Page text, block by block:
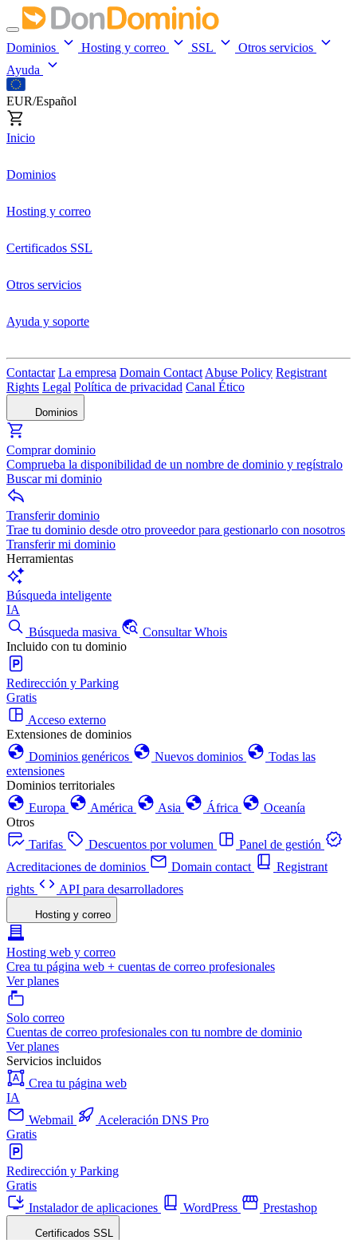
Dominios Hosting y correo SSL
Otros servicios
Ayuda
EUR/Español
Inicio
Dominios
Hosting y correo
Certificados SSL
Otros servicios
Ayuda y soporte
Contactar La empresa Domain Contact Abuse Policy Registrant
Rights Legal Política de privacidad Canal Ético
Dominios
Comprar dominio
Comprueba la disponibilidad de un nombre de dominio y regístralo
Buscar mi dominio
Transferir dominio
Trae tu dominio desde otro proveedor para gestionarlo con nosotros
Transferir mi dominio
Herramientas
Búsqueda inteligente
IA
Búsqueda masiva
Consultar Whois
Incluido con tu dominio
Redirección y Parking
Gratis
Acceso externo
Extensiones de dominios
Dominios genéricos
Nuevos dominios
Todas las
extensiones
Dominios territoriales
Europa
América Asia África
Oceanía
Otros
Tarifas
Descuentos por volumen
Panel de gestión
Acreditaciones de dominios
Domain contact
Registrant
rights
API para desarrolladores
Hosting y correo
Hosting web y correo
Crea tu página web + cuentas de correo profesionales
Ver planes
Solo correo
Cuentas de correo profesionales con tu nombre de dominio
Ver planes
Servicios incluidos
Crea tu página web
IA
Webmail
Aceleración DNS Pro
Gratis
Redirección y Parking
Gratis
Instalador de aplicaciones
WordPress Prestashop
Certificados SSL